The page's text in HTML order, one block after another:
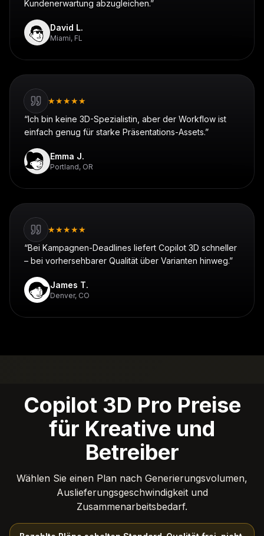
Kundenerwartung abzugleichen.”
David L.
Miami, FL
★★★★★
“Ich bin keine 3D-Spezialistin, aber der Workflow ist
einfach genug für starke Präsentations-Assets.”
Emma J.
Portland, OR
★★★★★
“Bei Kampagnen-Deadlines liefert Copilot 3D schneller
– bei vorhersehbarer Qualität über Varianten hinweg.”
James T.
Denver, CO
Copilot 3D Pro Preise
für Kreative und
Betreiber
Wählen Sie einen Plan nach Generierungsvolumen,
Auslieferungsgeschwindigkeit und
Zusammenarbeitsbedarf.